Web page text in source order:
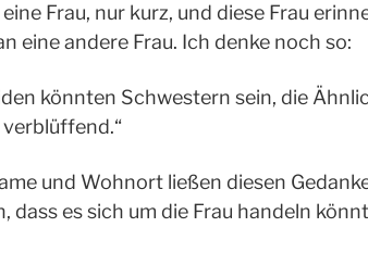
Frau, nur kurz, und diese Frau
eine andere Frau. Ich denke noch so:
könnten Schwestern sein, die
und Wohnort ließen diesen
dass es sich um die Frau handeln